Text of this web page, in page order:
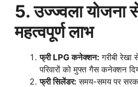
5. उज्ज्वला योजना
महत्वपूर्ण लाभ
फ्री LPG कनेक्शन: गरीबी रेखा
परिवारों को मुफ्त गैस कनेक्शन
फ्री सिलेंडर: समय-समय पर